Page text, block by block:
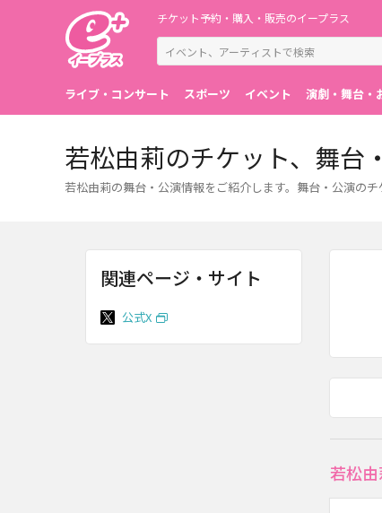
チケット予約・購入・販売のイープラス
ライブ・コンサート スポーツ イベント 演劇・舞台・
若松由莉のチケット、舞台
若松由莉の舞台・公演情報をご紹介します。舞台・公演の
若松
関連ページ・サイト
公式X